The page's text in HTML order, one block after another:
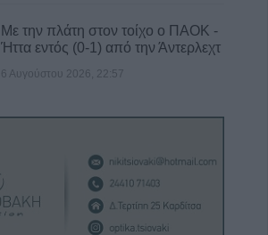
Με την πλάτη στον τοίχο ο ΠΑΟΚ -
Ήττα εντός (0-1) από την Άντερλεχτ
6 Αυγούστου 2026, 22:57